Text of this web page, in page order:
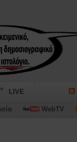
LIVE
WebTV